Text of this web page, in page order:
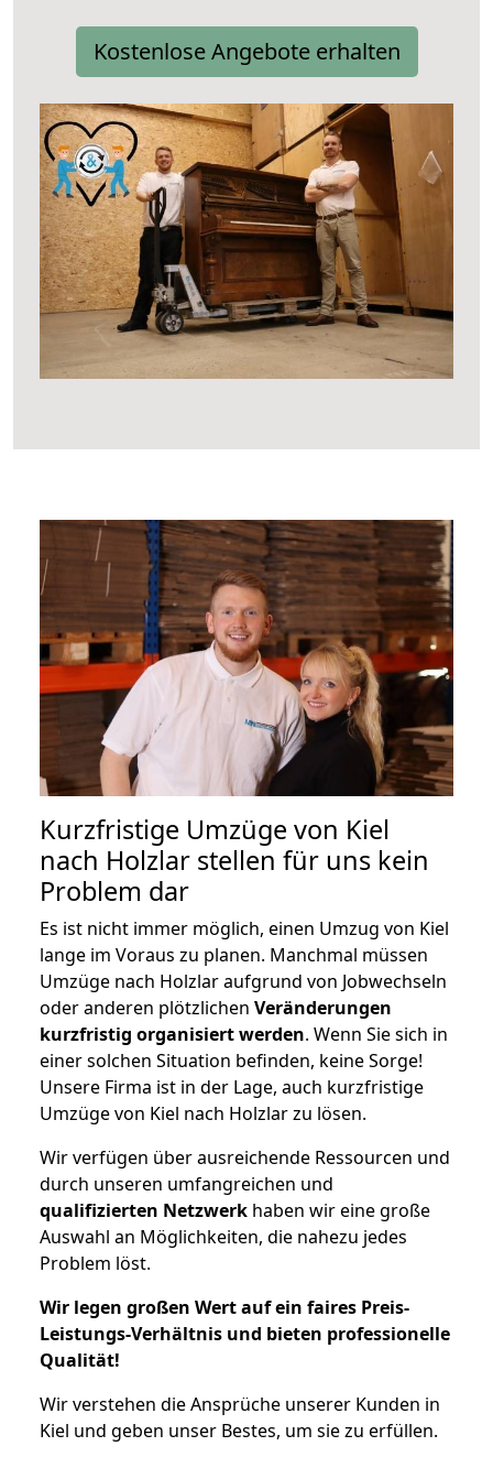
Kostenlose Angebote erhalten
Kurzfristige Umzüge von Kiel
nach Holzlar stellen für uns kein
Problem dar
Es ist nicht immer möglich, einen Umzug von Kiel
lange im Voraus zu planen. Manchmal müssen
Umzüge nach Holzlar aufgrund von Jobwechseln
oder anderen plötzlichen Veränderungen
kurzfristig organisiert werden. Wenn Sie sich in
einer solchen Situation befinden, keine Sorge!
Unsere Firma ist in der Lage, auch kurzfristige
Umzüge von Kiel nach Holzlar zu lösen.
Wir verfügen über ausreichende Ressourcen und
durch unseren umfangreichen und
qualifizierten Netzwerk haben wir eine große
Auswahl an Möglichkeiten, die nahezu jedes
Problem löst.
Wir legen großen Wert auf ein faires Preis-
Leistungs-Verhältnis und bieten professionelle
Qualität!
Wir verstehen die Ansprüche unserer Kunden in
Kiel und geben unser Bestes, um sie zu erfüllen.